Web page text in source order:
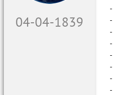
05-04-1839